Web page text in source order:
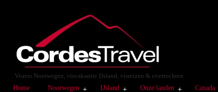
Visreis Noorwegen, visvakantie IJsland, visreizen & overtochten
Home
Noorwegen IJsland Onze landen Canada